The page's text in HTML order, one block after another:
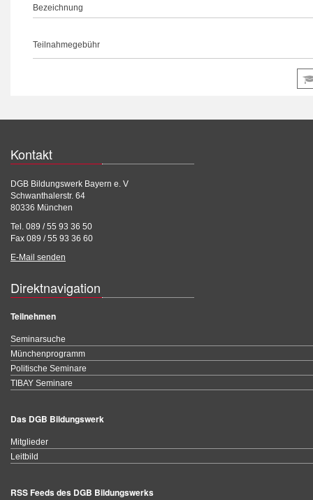
Bezeichnung
Teilnahmegebühr
Kontakt
DGB Bildungswerk Bayern e. V
Schwanthalerstr. 64
80336 München
Tel. 089 / 55 93 36 50
Fax 089 / 55 93 36 60
E-Mail senden
Direktnavigation
Teilnehmen
Seminarsuche
Münchenprogramm
Politische Seminare
TIBAY Seminare
Das DGB Bildungswerk
Mitglieder
Leitbild
RSS Feeds des DGB Bildungswerks